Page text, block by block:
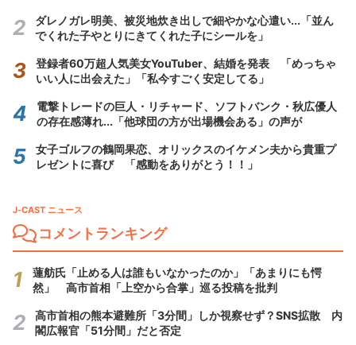
ダレノガレ明美、被災地炊き出しで細やかな心遣い...「並ん
でくれた子やとりにきてくれた子にシールを」
登録者60万超人気美女YouTuber、結婚を発表 「めっちゃ
いい人に出会えた」「私今すごく安定してる」
電撃トレードの巨人・リチャード、ソフトバンク・秋広優人
の存在感薄れ...「他球団の方が出場機会ある」の声が
女子ゴルフの鶴岡果恋、オリックスのイケメン夫から貴重プ
レゼントに喜び 「感動をありがとう！！」
J-CAST ニュース
コメントランキング
蓮舫氏「止める人は誰もいなかったのか」「あまりにも愕
然」 高市首相「上空から合掌」巡る投稿を批判
高市首相の熊本避難所「3分間」しか視察せず？SNS拡散 内
閣広報官「51分間」だと否定